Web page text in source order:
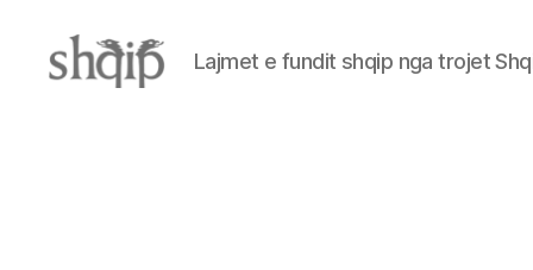
Lajmet e fundit shqip nga trojet